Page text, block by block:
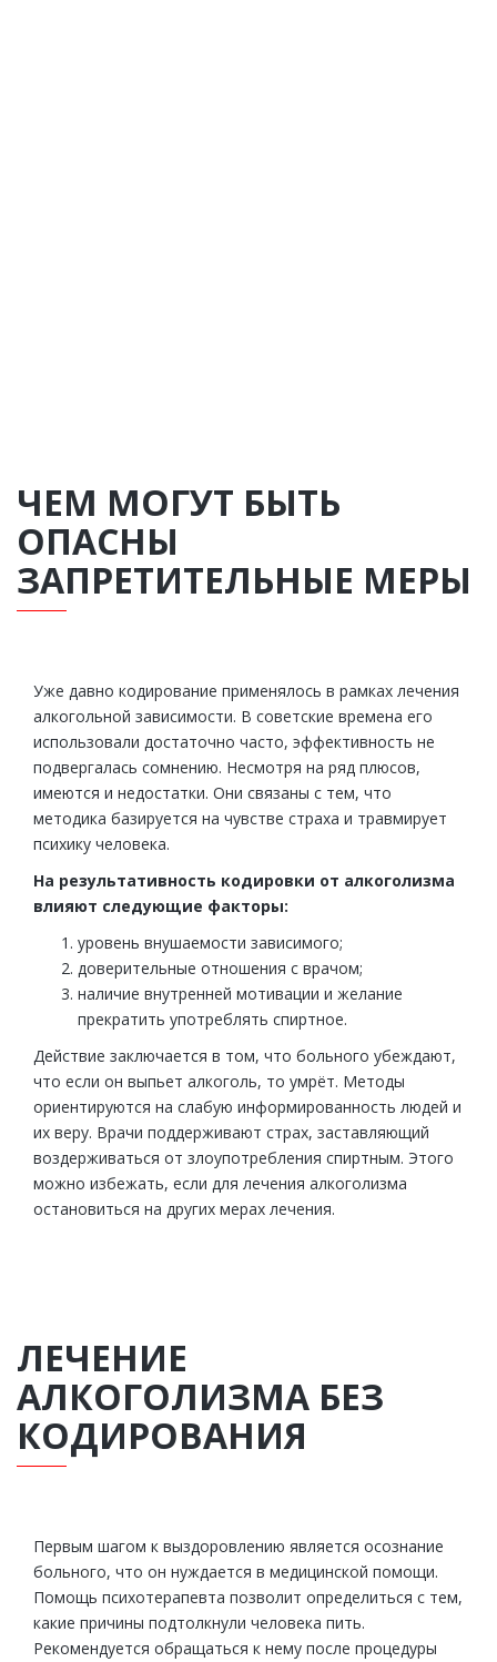
ЧЕМ МОГУТ БЫТЬ
ОПАСНЫ
ЗАПРЕТИТЕЛЬНЫЕ МЕРЫ
Уже давно кодирование применялось в рамках лечения
алкогольной зависимости. В советские времена его
использовали достаточно часто, эффективность не
подвергалась сомнению. Несмотря на ряд плюсов,
имеются и недостатки. Они связаны с тем, что
методика базируется на чувстве страха и травмирует
психику человека.
На результативность кодировки от алкоголизма
влияют следующие факторы:
уровень внушаемости зависимого;
доверительные отношения с врачом;
наличие внутренней мотивации и желание
прекратить употреблять спиртное.
Действие заключается в том, что больного убеждают,
что если он выпьет алкоголь, то умрёт. Методы
ориентируются на слабую информированность людей и
их веру. Врачи поддерживают страх, заставляющий
воздерживаться от злоупотребления спиртным. Этого
можно избежать, если для лечения алкоголизма
остановиться на других мерах лечения.
ЛЕЧЕНИЕ
АЛКОГОЛИЗМА БЕЗ
КОДИРОВАНИЯ
Первым шагом к выздоровлению является осознание
больного, что он нуждается в медицинской помощи.
Помощь психотерапевта позволит определиться с тем,
какие причины подтолкнули человека пить.
Рекомендуется обращаться к нему после процедуры